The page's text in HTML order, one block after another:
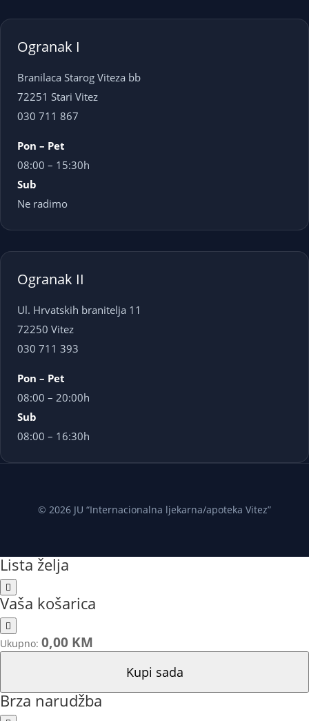
Ogranak I
Branilaca Starog Viteza bb
72251 Stari Vitez
030 711 867
Pon – Pet
08:00 – 15:30h
Sub
Ne radimo
Ogranak II
Ul. Hrvatskih branitelja 11
72250 Vitez
030 711 393
Pon – Pet
08:00 – 20:00h
Sub
08:00 – 16:30h
© 2026 JU “Internacionalna ljekarna/apoteka Vitez”
Lista želja
Vaša košarica
Ukupno: 0,00 KM
Kupi sada
Brza narudžba